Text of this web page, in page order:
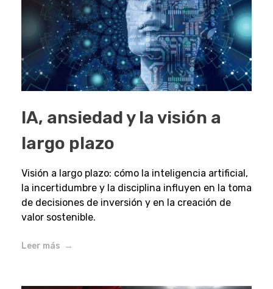
IA, ansiedad y la visión a
largo plazo
Visión a largo plazo: cómo la inteligencia artificial,
la incertidumbre y la disciplina influyen en la toma
de decisiones de inversión y en la creación de
valor sostenible.
Leer más